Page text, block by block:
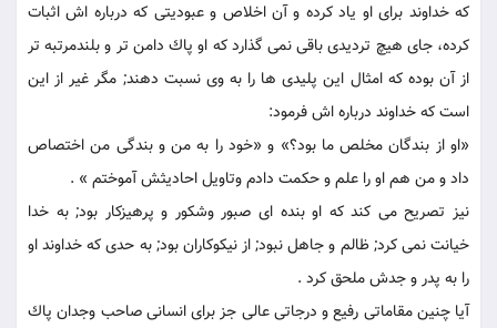
كه خداوند براى او ياد كرده و آن اخلاص و عبوديتى كه درباره اش اثبات
كرده، جاى هيچ ترديدى باقى نمی گذارد كه او پاك دامن تر و بلندمرتبه تر
از آن بوده كه امثال اين پليدى ها را به وى نسبت دهند; مگر غير از اين
است كه خداوند درباره اش فرمود:
«او از بندگان مخلص ما بود؟» و «خود را به من و بندگى من اختصاص
داد و من هم او را علم و حكمت دادم وتاويل احاديثش آموختم » .
نيز تصريح می كند كه او بنده اى صبور وشكور و پرهيزكار بود; به خدا
خيانت نمی كرد; ظالم و جاهل نبود; از نيكوكاران بود; به حدى كه خداوند او
را به پدر و جدش ملحق كرد .
آيا چنين مقاماتى رفيع و درجاتى عالى جز براى انسانى صاحب وجدان پاك